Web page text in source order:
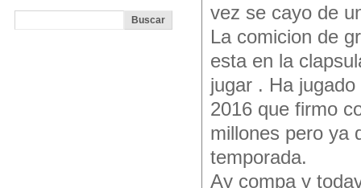
vez se cayo de
La comicion de
esta en la
jugar . Ha
2016 que firmo
millones pero ya
temporada.
Ay compa y